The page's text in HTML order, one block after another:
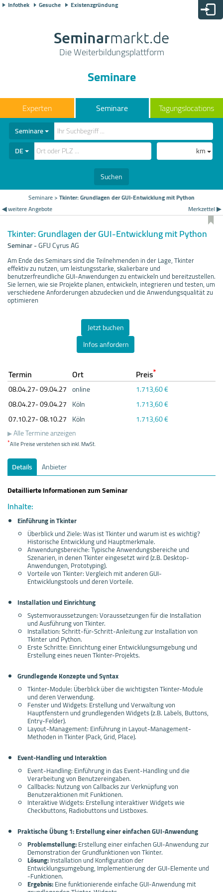
Infothek Gesuche Existenzgründung
Seminarmarkt.de
Die Weiterbildungsplattform
Seminare
Seminare Tagungslocations
Seminare
DE
km
Suchen
Seminare>Tkinter: Grundlagen der GUI-Entwicklung mit Python
◀ weitere Angebote
Merkzettel ▶
Tkinter: Grundlagen der GUI-Entwicklung mit Python
Seminar-GFU Cyrus AG
Am Ende des Seminars sind die Teilnehmenden in der Lage, Tkinter
effektiv zu nutzen, um leistungsstarke, skalierbare und
benutzerfreundliche GUI-Anwendungen zu entwickeln und bereitzustellen.
Sie lernen, wie sie Projekte planen, entwickeln, integrieren und testen, um
verschiedene Anforderungen abzudecken und die Anwendungsqualität zu
optimieren
Jetzt buchen
Infos anfordern
Termin Ort Preis*
08.04.27- 09.04.27 online
1.713,60 €
08.04.27- 09.04.27 Köln
1.713,60 €
07.10.27- 08.10.27 Köln
1.713,60 €
Alle Termine anzeigen
*Alle Preise verstehen sich inkl. MwSt.
Details
Anbieter
Detaillierte Informationen zum Seminar
Inhalte:
Einführung in Tkinter
Überblick und Ziele: Was ist Tkinter und warum ist es wichtig?
Historische Entwicklung und Hauptmerkmale.
Anwendungsbereiche: Typische Anwendungsbereiche und
Szenarien, in denen Tkinter eingesetzt wird (z.B. Desktop-
Anwendungen, Prototyping).
Vorteile von Tkinter: Vergleich mit anderen GUI-
Entwicklungstools und deren Vorteile.
Installation und Einrichtung
Systemvoraussetzungen: Voraussetzungen für die Installation
und Ausführung von Tkinter.
Installation: Schritt-für-Schritt-Anleitung zur Installation von
Tkinter und Python.
Erste Schritte: Einrichtung einer Entwicklungsumgebung und
Erstellung eines neuen Tkinter-Projekts.
Grundlegende Konzepte und Syntax
Tkinter-Module: Überblick über die wichtigsten Tkinter-Module
und deren Verwendung.
Fenster und Widgets: Erstellung und Verwaltung von
Hauptfenstern und grundlegenden Widgets (z.B. Labels, Buttons,
Entry-Felder).
Layout-Management: Einführung in Layout-Management-
Methoden in Tkinter (Pack, Grid, Place).
Event-Handling und Interaktion
Event-Handling: Einführung in das Event-Handling und die
Verarbeitung von Benutzereingaben.
Callbacks: Nutzung von Callbacks zur Verknüpfung von
Benutzeraktionen mit Funktionen.
Interaktive Widgets: Erstellung interaktiver Widgets wie
Checkbuttons, Radiobuttons und Listboxes.
Praktische Übung 1: Erstellung einer einfachen GUI-Anwendung
Problemstellung:Erstellung einer einfachen GUI-Anwendung zur
Demonstration der Grundfunktionen von Tkinter.
Lösung:Installation und Konfiguration der
Entwicklungsumgebung, Implementierung der GUI-Elemente und
-Funktionen.
Ergebnis:Eine funktionierende einfache GUI-Anwendung mit